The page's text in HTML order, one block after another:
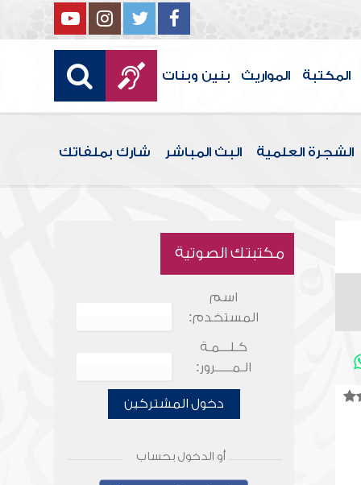
المكتبة المواريث بنين وبنات
الشجرة العلمية البث المباشر شارك بملفاتك
مكتبتك الصوتية
اسم
المستخدم:
كـلـــمـة
الـمـــــرور:
دخول المشتركين
أو الدخول بحساب